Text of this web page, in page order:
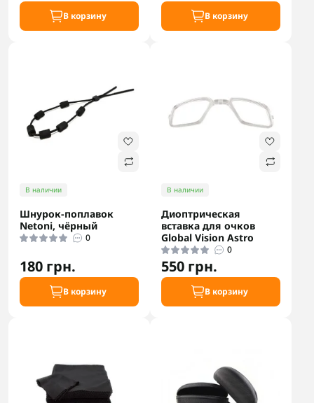
В корзину В корзину
В наличии
Шнурок-поплавок
Netoni, чёрный
0
180 грн.
В корзину
В наличии
Диоптрическая
вставка для очков
Global Vision Astro
0
550 грн.
В корзину